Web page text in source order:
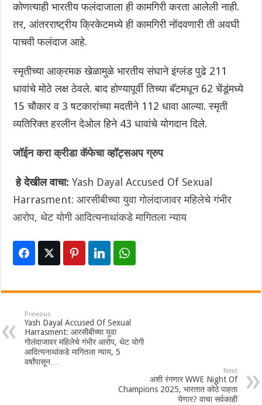
कोणत्याही भारतीय फलंदाजाला ही कामगिरी करता आलेली नाही.
तर, आंतरराष्ट्रीय क्रिकेटमध्ये ही कामगिरी नोंदवणारी ती अवघी
पाचवी फलंदाज आहे.
स्मृतीच्या आक्रमक खेळामुळे भारतीय संघाने इंग्लंड पुढे 211
धावांचे मोठे लक्ष ठेवले. बाद होण्यापूर्वी तिच्या बॅटमधून 62 चेंडूंमध्ये
15 चौकार व 3 षटकारांच्या मदतीने 112 धावा आल्या. स्मृती
व्यतिरिक्त हरलीन देओल हिने 43 धावांचे योगदान दिले.
जॉईन करा क्रीडा कॅफेचा व्हॉट्सअप ग्रुप
हे देखील वाचा: Yash Dayal Accused Of Sexual
Harrasment: आरसीबीच्या युवा गोलंदाजावर महिलेचे गंभीर
आरोप, थेट योगी आदित्यनाथांकडे मागितला न्याय
Previous
Yash Dayal Accused Of Sexual
Harrasment: आरसीबीच्या युवा
गोलंदाजावर महिलेचे गंभीर आरोप, थेट योगी
आदित्यनाथांकडे मागितला न्याय, 5
वर्षांपासून…
Next
अशी रंगणार WWE Night Of
Champions 2025, भारतात कोठे पाहता
येणार? वाचा सर्वकाही